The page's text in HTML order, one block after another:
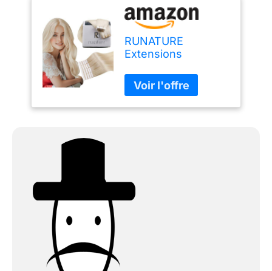
RUNATURE
Extensions
Platine #60 28
Pouces/70cm
Extension Tape
20 Pièces/50g, 50.0
gramme